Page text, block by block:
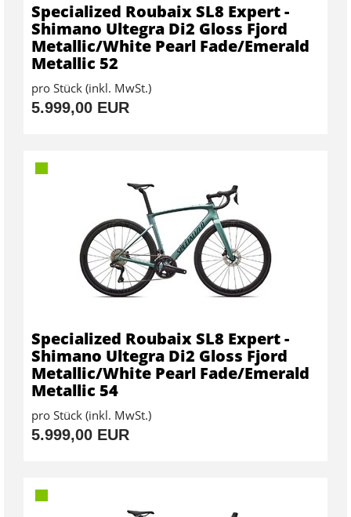
Specialized Roubaix SL8 Expert -
Shimano Ultegra Di2 Gloss Fjord
Metallic/White Pearl Fade/Emerald
Metallic 52
pro Stück (inkl. MwSt.)
5.999,00 EUR
Specialized Roubaix SL8 Expert -
Shimano Ultegra Di2 Gloss Fjord
Metallic/White Pearl Fade/Emerald
Metallic 54
pro Stück (inkl. MwSt.)
5.999,00 EUR